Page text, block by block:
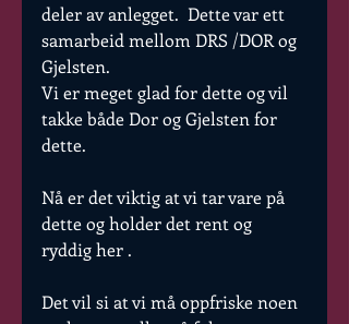
deler av anlegget.  Dette var ett
samarbeid mellom DRS /DOR og
Gjelsten.
Vi er meget glad for dette og vil
takke både Dor og Gjelsten for
dette.
Nå er det viktig at vi tar vare på
dette og holder det rent og
ryddig her .
Det vil si at vi må oppfriske noen